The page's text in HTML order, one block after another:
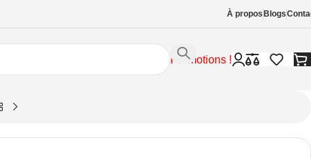
À propos Blogs
Promotions !